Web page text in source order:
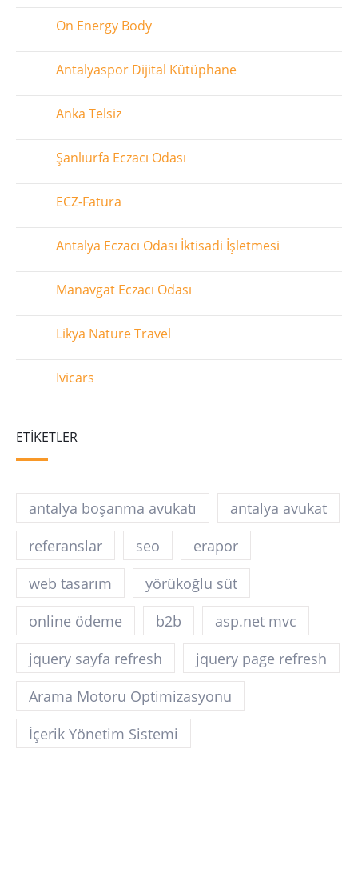
On Energy Body
Antalyaspor Dijital Kütüphane
Anka Telsiz
Şanlıurfa Eczacı Odası
ECZ-Fatura
Antalya Eczacı Odası İktisadi İşletmesi
Manavgat Eczacı Odası
Likya Nature Travel
Ivicars
ETIKETLER
antalya boşanma avukatı
antalya avukat
referanslar
seo
erapor
web tasarım
yörükoğlu süt
online ödeme
b2b
asp.net mvc
jquery sayfa refresh
jquery page refresh
Arama Motoru Optimizasyonu
İçerik Yönetim Sistemi